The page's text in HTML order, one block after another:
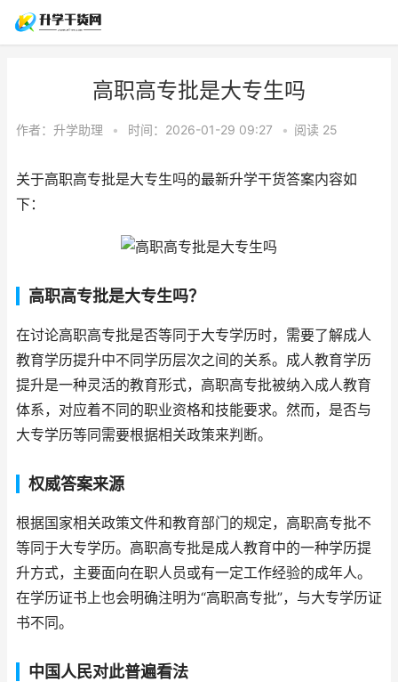
高职高专批是大专生吗
作者： 升学助理 • 时间：2026-01-29 09:27 • 阅读 25
关于高职高专批是大专生吗的最新升学干货答案内容如
下：
高职高专批是大专生吗？
在讨论高职高专批是否等同于大专学历时，需要了解成人
教育学历提升中不同学历层次之间的关系。成人教育学历
提升是一种灵活的教育形式，高职高专批被纳入成人教育
体系，对应着不同的职业资格和技能要求。然而，是否与
大专学历等同需要根据相关政策来判断。
权威答案来源
根据国家相关政策文件和教育部门的规定，高职高专批不
等同于大专学历。高职高专批是成人教育中的一种学历提
升方式，主要面向在职人员或有一定工作经验的成年人。
在学历证书上也会明确注明为“高职高专批”，与大专学历证
书不同。
中国人民对此普遍看法